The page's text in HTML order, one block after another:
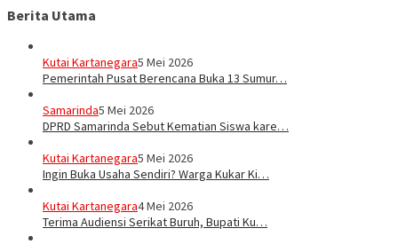
Berita Utama
Kutai Kartanegara5 Mei 2026
Pemerintah Pusat Berencana Buka 13 Sumur…
Samarinda5 Mei 2026
DPRD Samarinda Sebut Kematian Siswa kare…
Kutai Kartanegara5 Mei 2026
Ingin Buka Usaha Sendiri? Warga Kukar Ki…
Kutai Kartanegara4 Mei 2026
Terima Audiensi Serikat Buruh, Bupati Ku…